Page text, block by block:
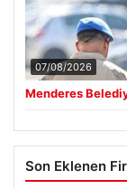
07/08/2026
Menderes
Son Eklenen